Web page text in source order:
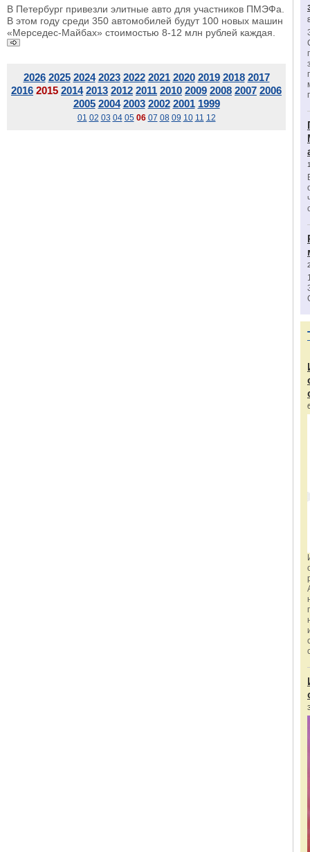
В Петербург привезли элитные авто для участников ПМЭФа.
В этом году среди 350 автомобилей будут 100 новых машин
«Мерседес-Майбах» стоимостью 8-12 млн рублей каждая.
2026 2025 2024 2023 2022 2021 2020 2019 2018 2017
2016 2015 2014 2013 2012 2011 2010 2009 2008 2007 2006
2005 2004 2003 2002 2001 1999
01 02 03 04 05 06 07 08 09 10 11 12